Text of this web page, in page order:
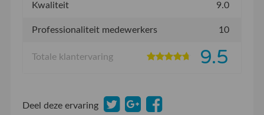
Kwaliteit 9.0
Professionaliteit medewerkers 10
Totale klantervaring 9.5
Deel deze ervaring